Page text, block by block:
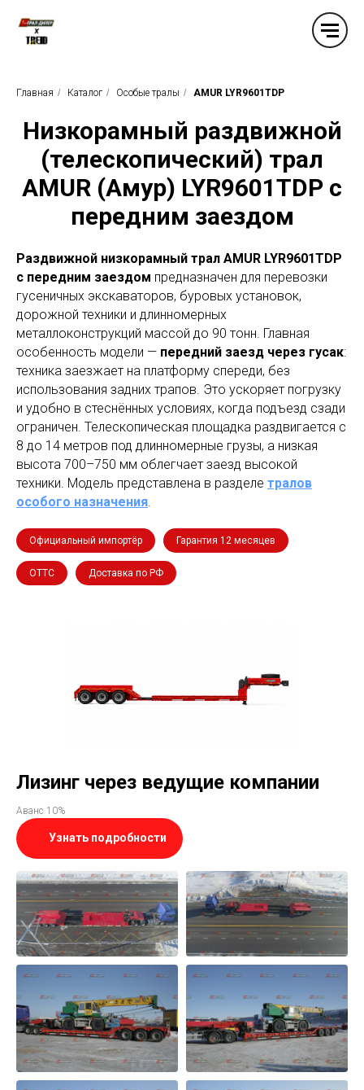
Главная / Каталог / Особые тралы / AMUR LYR9601TDP
Низкорамный раздвижной
(телескопический) трал
AMUR (Амур) LYR9601TDP с
передним заездом
Раздвижной низкорамный трал AMUR LYR9601TDP
с передним заездом предназначен для перевозки
гусеничных экскаваторов, буровых установок,
дорожной техники и длинномерных
металлоконструкций массой до 90 тонн. Главная
особенность модели — передний заезд через гусак:
техника заезжает на платформу спереди, без
использования задних трапов. Это ускоряет погрузку
и удобно в стеснённых условиях, когда подъезд сзади
ограничен. Телескопическая площадка раздвигается с
8 до 14 метров под длинномерные грузы, а низкая
высота 700–750 мм облегчает заезд высокой
техники. Модель представлена в разделе тралов
особого назначения.
Официальный импортёр Гарантия 12 месяцев
ОТТС Доставка по РФ
Лизинг через ведущие компании
Аванс 10%
Узнать подробности